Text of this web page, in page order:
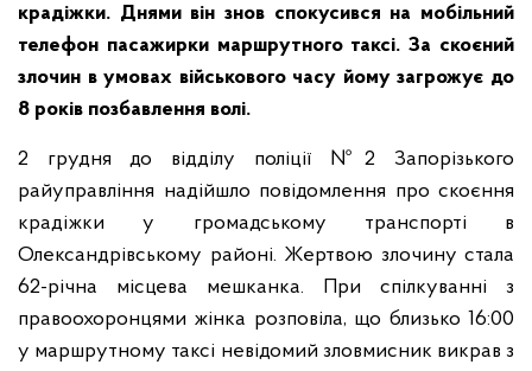
крадіжки. Днями він знов спокусився на мобільний
телефон пасажирки маршрутного таксі.За скоєний
злочин в умовах військового часу йому загрожує до
8 років позбавлення волі.
2 грудня до відділу поліції №2 Запорізького
райуправління надійшло повідомлення про скоєння
крадіжки у громадському транспорті в
Олександрівському районі. Жертвою злочину стала
62-річна місцева мешканка. При спілкуванні з
правоохоронцями жінка розповіла, що близько 16:00
у маршрутному таксі невідомий зловмисник викрав з